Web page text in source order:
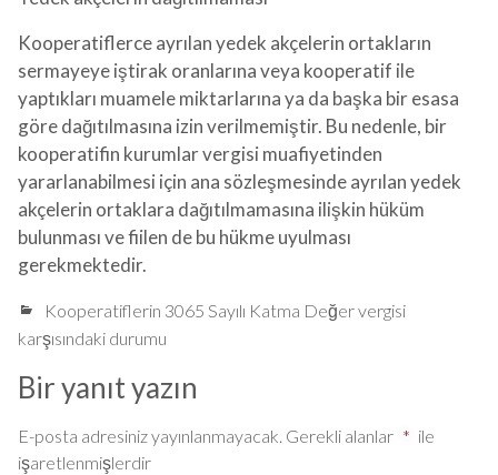
Kooperatiflerce ayrılan yedek akçelerin ortakların
sermayeye iştirak oranlarına veya kooperatif ile
yaptıkları muamele miktarlarına ya da başka bir esasa
göre dağıtılmasına izin verilmemiştir. Bu nedenle, bir
kooperatifin kurumlar vergisi muafiyetinden
yararlanabilmesi için ana sözleşmesinde ayrılan yedek
akçelerin ortaklara dağıtılmamasına ilişkin hüküm
bulunması ve fiilen de bu hükme uyulması
gerekmektedir.
Kooperatiflerin 3065 Sayılı Katma Değer vergisi
karşısındaki durumu
Bir yanıt yazın
E-posta adresiniz yayınlanmayacak. Gerekli alanlar * ile
işaretlenmişlerdir